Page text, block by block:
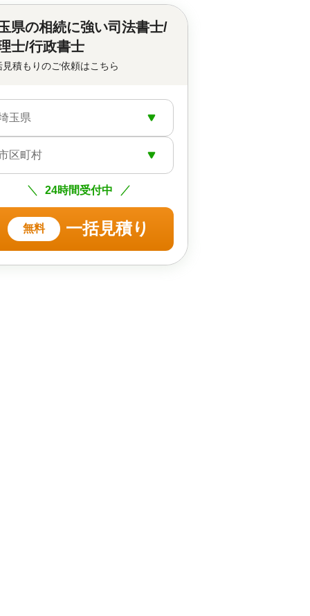
県の相続に強い司法書士/
士/行政書士
見積もりのご依頼はこちら
玉県
区町村
24時間受付中
無料 一括見積り